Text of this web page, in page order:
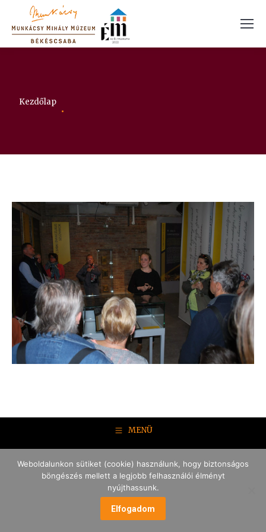
Itt vagy:
Kezdőlap
MENÜ
Weboldalunkon sütiket (cookie) használunk, hogy biztonságos
böngészés mellett a legjobb felhasználói élményt
nyújthassunk.
Elfogadom